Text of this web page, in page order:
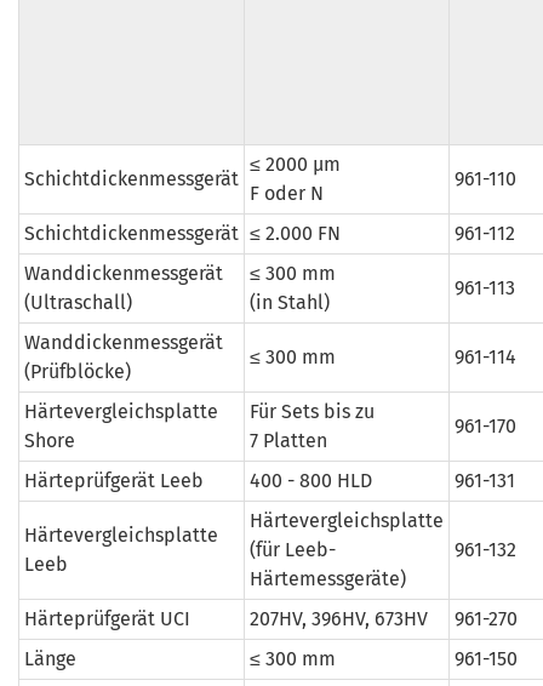
Schichtdickenmessgerät
≤ 2000 µm
F oder N
961-110
Schichtdickenmessgerät ≤ 2.000 FN
961-112
Wanddickenmessgerät
(Ultraschall)
≤ 300 mm
(in Stahl)
961-113
Wanddickenmessgerät
(Prüfblöcke)
≤ 300 mm 961-114
Härtevergleichsplatte
Shore
Für Sets bis zu
7 Platten
961-170
Härteprüfgerät Leeb 400 - 800 HLD 961-131
Härtevergleichsplatte
Leeb
Härtevergleichsplatte
(für Leeb-
Härtemessgeräte)
961-132
Härteprüfgerät UCI 207HV, 396HV, 673HV
961-270
Länge
≤ 300 mm
961-150